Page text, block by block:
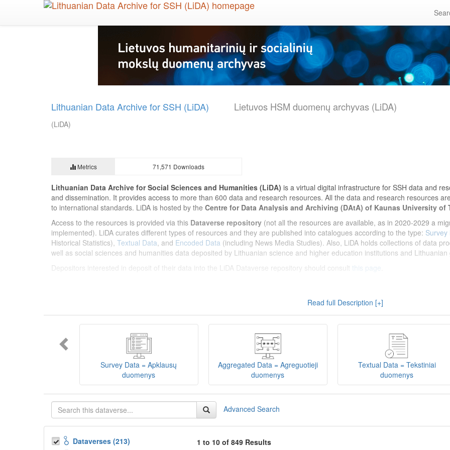
Lithuanian Data Archive for SSH (LiDA)
(LiDA)
Lietuvos HSM duomenų archyvas (LiDA)
Metrics 71,571 Downloads
Lithuanian Data Archive for Social Sciences and Humanities (LiDA) is a virtual digital infrastructure for SSH data and
and dissemination. It provides access to more than 600 data and research resources. All the data and research resources
to international standards. LiDA is hosted by the Centre for Data Analysis and Archiving (DAtA) of Kaunas University of
Access to the resources is provided via this Dataverse repository (not all the resources are available, as in 2020-2029 a
implemented). LiDA curates different types of resources and they are published into catalogues according to the type: Survey
Historical Statistics), Textual Data, and Encoded Data (including News Media Studies). Also, LiDA holds collections of data
well as social sciences and humanities data deposited by Lithuanian science and higher education institutions and
Depositors interested in deposit of their data into the LiDA Dataverse repository should consult this page
yra virtuali skaitmeninė empirinių HSM
sklaidos infrastruktūra, suteikianti prieigą prie daugiau nei 600 duomenų ir tyrimų išteklių. Visi duomenų ir tyrimų ištekliai yra
tarptautinius standartus. LiDA įsikūręsKauno technologijos universiteto Duomenų analizės ir archyvavimo (DAtA)
Prieigai prie išteklių naudojama ši
(kol kas ne visi ištekliai prieinami, nes 2020-2029 m. vykdomas
įvairių tipų išteklius ir jie publikuojami atskiruose kataloguose pagal tipą:
Interviu duomenys
duomenys
Koduotieji duomenys (įskaitant Žiniasklaidos tyrimus). Taip pat LiDA talpinami didelių nacionalinių projektų
mokslo ir studijų bei Lietuvos valstybės institucijų deponuoti socialinių ir humanitarinių mokslų duomenų rinkiniai (Kitų
talpykla, surasti ir parsisiųsti duomenis, siūlome susipažinti su
LiDA Dataverse talpyklos naudotojo vadovu.
Read full Description [+]
Survey Data = Apklausų
duomenys
Aggregated Data = Agreguotieji
duomenys
Textual Data = Tekstiniai
duomenys
Advanced Search
Dataverses (213)
1 to 10 of 849 Results